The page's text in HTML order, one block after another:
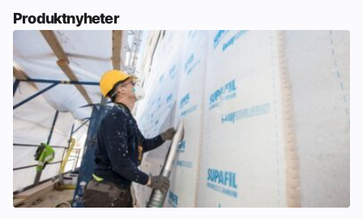
Produktnyheter